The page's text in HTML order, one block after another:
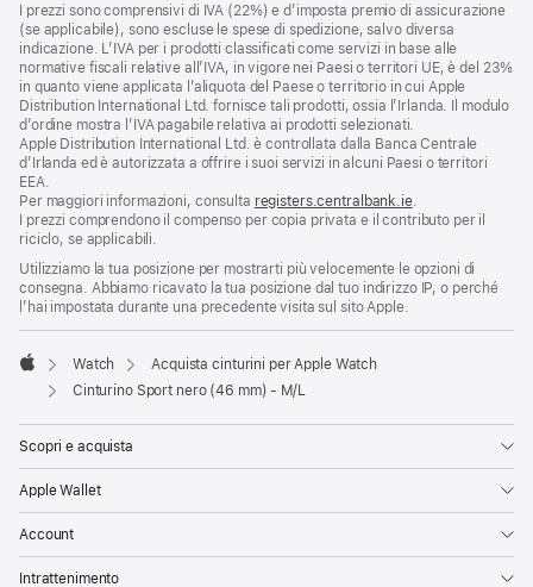
I prezzi sono comprensivi di IVA (22%) e d’imposta premio di assicurazione
(se applicabile), sono escluse le spese di spedizione, salvo diversa
indicazione. L’IVA per i prodotti classificati come servizi in base alle
normative fiscali relative all’IVA, in vigore nei Paesi o territori UE, è del 23%
in quanto viene applicata l’aliquota del Paese o territorio in cui Apple
Distribution International Ltd. fornisce tali prodotti, ossia l’Irlanda. Il modulo
d’ordine mostra l’IVA pagabile relativa ai prodotti selezionati.
Apple Distribution International Ltd. è controllata dalla Banca Centrale
d’Irlanda ed è autorizzata a offrire i suoi servizi in alcuni Paesi o territori
EEA.
Per maggiori informazioni, consulta registers.centralbank.ie.
I prezzi comprendono il compenso per copia privata e il contributo per il
riciclo, se applicabili.
Utilizziamo la tua posizione per mostrarti più velocemente le opzioni di
consegna. Abbiamo ricavato la tua posizione dal tuo indirizzo IP, o perché
l’hai impostata durante una precedente visita sul sito Apple.
Apple
Watch
Acquista cinturini per Apple Watch
Cinturino Sport nero (46 mm) - M/L
Scopri e acquista
Apple Wallet
Account
Intrattenimento